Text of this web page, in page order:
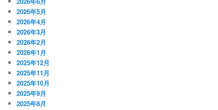
2026年5月
2026年4月
2026年3月
2026年2月
2026年1月
2025年12月
2025年11月
2025年10月
2025年9月
2025年8月